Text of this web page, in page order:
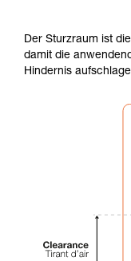
ziehen.
verstehen
der
Die
Training
Vorgang
Sie ihn
noch
Der Sturzraum ist
damit die
Hindernis